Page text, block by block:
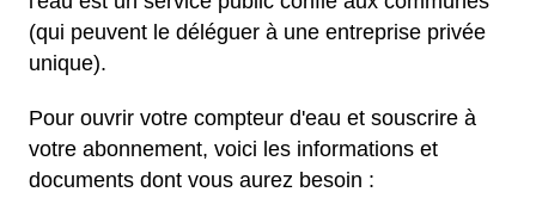
(qui peuvent le déléguer à une entreprise privée
unique).
Pour ouvrir votre compteur d'eau et souscrire à
votre abonnement, voici les informations et
documents dont vous aurez besoin :